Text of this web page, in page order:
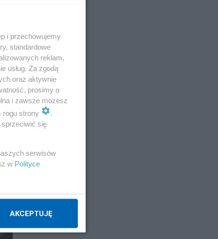
i przechowujemy
standardowe
reklam,
usług. Za zgodą
oraz aktywnie
prosimy o
i zawsze możesz
rogu strony
.
się
serwisów
w Polityce
AKCEPTUJĘ